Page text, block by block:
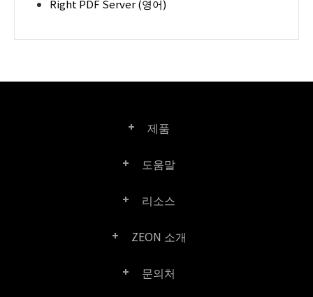
Right PDF Server (영어)
제품
Right PDF Pro
도움말
FAQ
리소스
제품/라이선스 비교
ZEON 소개
회사 소개
문의처